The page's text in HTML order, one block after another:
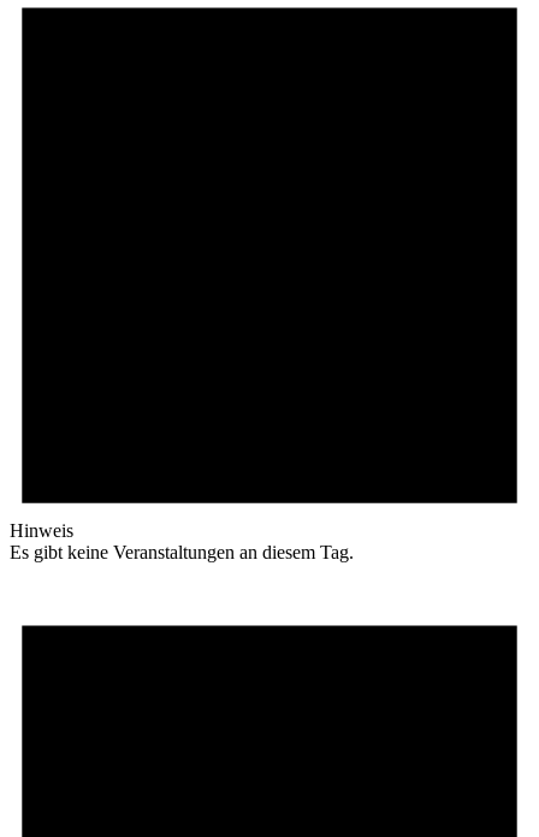
Hinweis
Es gibt keine Veranstaltungen an diesem Tag.